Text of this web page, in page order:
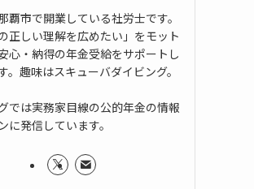
覇市で開業している社労士です。
の正しい理解を広めたい」をモット
心・納得の年金受給をサポートし
。趣味はスキューバダイビング。
では実務家目線の公的年金の情報
に発信しています。